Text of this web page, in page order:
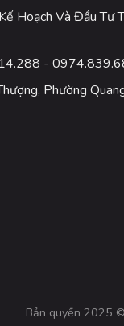
Hoạch Và Đầu Tư
-
Phường
Bản quyền 2025